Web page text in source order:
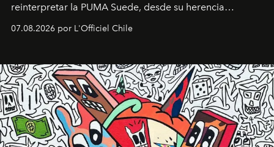
reinterpretar la PUMA Suede, desde su herencia
diseño y el universo outdoor.
07.08.2026 por L'Officiel Chile